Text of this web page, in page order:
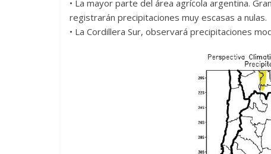
• La mayor parte del área agrícola argentina.
registrarán precipitaciones muy escasas a nulas.
• La Cordillera Sur, observará precipitaciones